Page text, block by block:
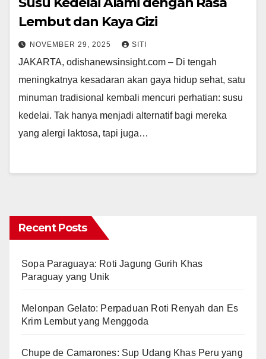
Lembut dan Kaya Gizi
NOVEMBER 29, 2025 SITI
JAKARTA, odishanewsinsight.com – Di tengah
meningkatnya kesadaran akan gaya hidup sehat, satu
minuman tradisional kembali mencuri perhatian: susu
kedelai. Tak hanya menjadi alternatif bagi mereka
yang alergi laktosa, tapi juga…
Recent Posts
Sopa Paraguaya: Roti Jagung Gurih Khas
Paraguay yang Unik
Melonpan Gelato: Perpaduan Roti Renyah dan Es
Krim Lembut yang Menggoda
Chupe de Camarones: Sup Udang Khas Peru yang